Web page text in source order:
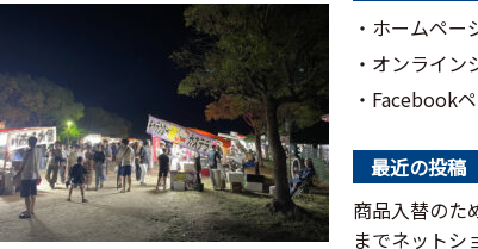
・ホームペー
・オンライン
・Facebook
最近の投稿
商品入替のた
までネットシ